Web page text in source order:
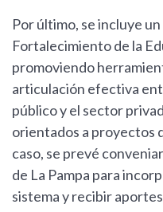
Por último, se incluye
Fortalecimiento de la
promoviendo
articulación efectiva
público y el sector
orientados a proyectos
caso, se prevé
de La Pampa para
sistema y recibir